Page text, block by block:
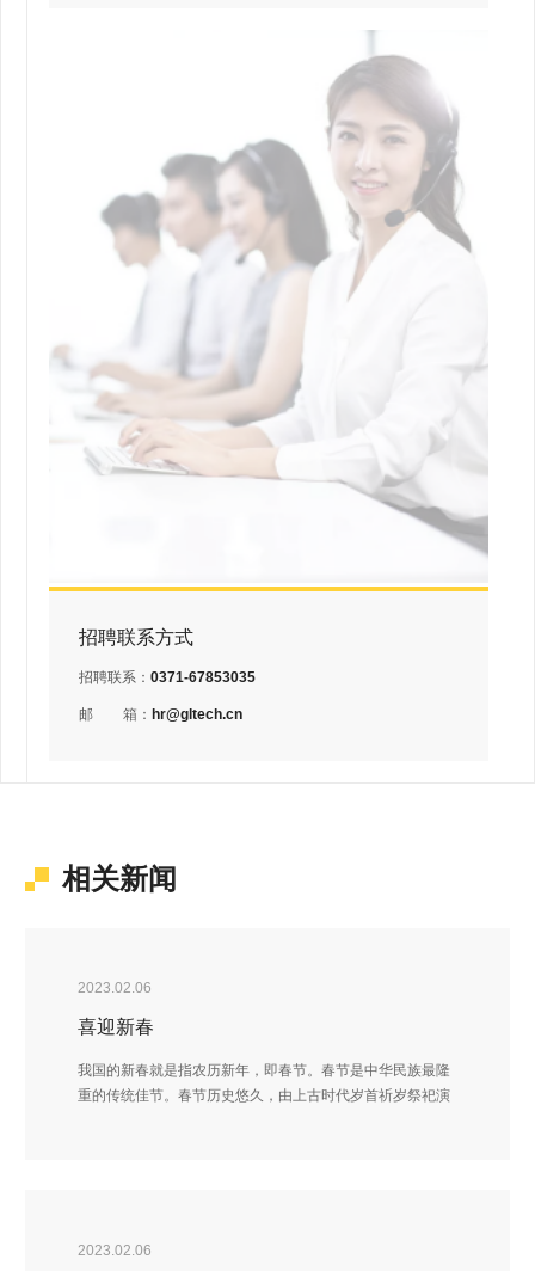
招聘联系方式
招聘联系： 0371-67853035
邮 箱： hr@gltech.cn
相关新闻
2023.02.06
喜迎新春
我国的新春就是指农历新年，即春节。春节是中华民族最隆
重的传统佳节。春节历史悠久，由上古时代岁首祈岁祭祀演
2023.02.06